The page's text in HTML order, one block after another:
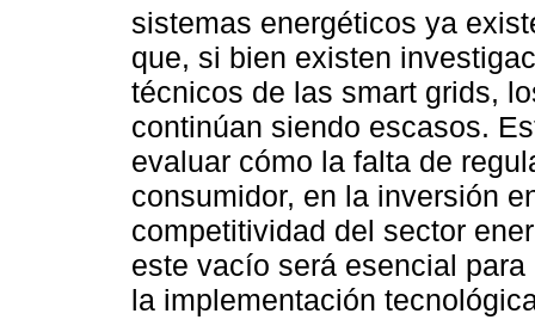
sistemas energéticos ya
que, si bien existen
técnicos de las smart grids,
continúan siendo escasos.
evaluar cómo la falta de
consumidor, en la inversión
competitividad del sector
este vacío será esencial
la implementación